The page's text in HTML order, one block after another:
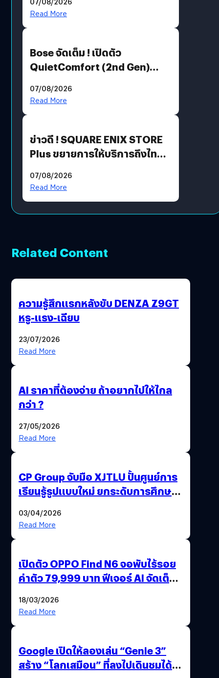
มีภาษาไทยด้วย
Read More
Bose จัดเต็ม ! เปิดตัว
QuietComfort (2nd Gen)
07/08/2026
Read More
ข่าวดี ! SQUARE ENIX STORE
Plus ขยายการให้บริการถึงไทย
โดยตรง
07/08/2026
Read More
Related Content
ความรู้สึกแรกหลังขับ DENZA Z9GT
หรู-แรง-เฉียบ
23/07/2026
Read More
AI ราคาที่ต้องจ่าย ถ้าอยากไปให้ไกล
กว่า ?
27/05/2026
Read More
CP Group จับมือ XJTLU ปั้นศูนย์การ
เรียนรู้รูปแบบใหม่ ยกระดับการศึกษา
03/04/2026
Read More
เปิดตัว OPPO Find N6 จอพับไร้รอย
ค่าตัว 79,999 บาท ฟีเจอร์ AI จัดเต็ม
18/03/2026
Read More
Google เปิดให้ลองเล่น “Genie 3”
สร้าง “โลกเสมือน” ที่ลงไปเดินชมได้